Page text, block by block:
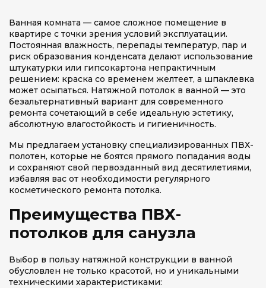
Ванная комната — самое сложное помещение в
квартире с точки зрения условий эксплуатации.
Постоянная влажность, перепады температур, пар и
риск образования конденсата делают использование
штукатурки или гипсокартона непрактичным
решением: краска со временем желтеет, а шпаклевка
может осыпаться. Натяжной потолок в ванной — это
безальтернативный вариант для современного
ремонта сочетающий в себе идеальную эстетику,
абсолютную влагостойкость и гигиеничность.
Мы предлагаем установку специализированных ПВХ-
полотен, которые не боятся прямого попадания воды
и сохраняют свой первозданный вид десятилетиями,
избавляя вас от необходимости регулярного
косметического ремонта потолка.
Преимущества ПВХ-
потолков для санузла
Выбор в пользу натяжной конструкции в ванной
обусловлен не только красотой, но и уникальными
техническими характеристиками: